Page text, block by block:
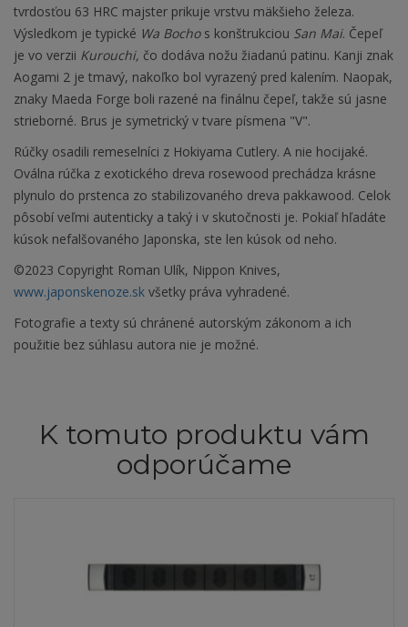
tvrdosťou 63 HRC majster prikuje vrstvu mäkšieho železa.
Výsledkom je typické Wa Bochos konštrukciou San Mai. Čepeľ
je vo verzii Kurouchi, čo dodáva nožu žiadanú patinu. Kanji znak
Aogami 2 je tmavý, nakoľko bol vyrazený pred kalením. Naopak,
znaky Maeda Forge boli razené na finálnu čepeľ, takže sú jasne
strieborné. Brus je symetrický v tvare písmena "V".
Rúčky osadili remeselníci z Hokiyama Cutlery. A nie hocijaké.
Oválna rúčka z exotického dreva rosewood prechádza krásne
plynulo do prstenca zo stabilizovaného dreva pakkawood. Celok
pôsobí veľmi autenticky a taký i v skutočnosti je. Pokiaľ hľadáte
kúsok nefalšovaného Japonska, ste len kúsok od neho.
©2023 Copyright Roman Ulík, Nippon Knives,
www.japonskenoze.sk všetky práva vyhradené.
Fotografie a texty sú chránené autorským zákonom a ich
použitie bez súhlasu autora nie je možné.
K tomuto produktu vám
odporúčame